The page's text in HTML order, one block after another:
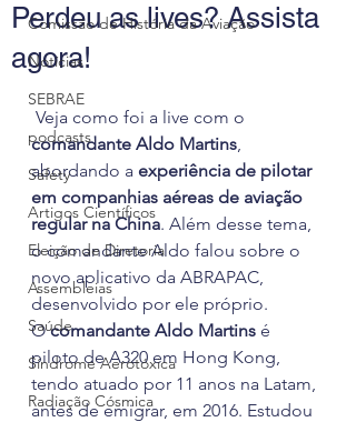
Comissão de História da Aviação
Notícias
SEBRAE
podcasts
Safety
Artigos Científicos
Eleição de Diretoria
Assembleias
Saúde
Síndrome Aerotóxica
Radiação Cósmica
Perdeu as lives? Assista
agora!
Veja como foi a live com o
comandante Aldo Martins,
abordando a experiência de pilotar
em companhias aéreas de aviação
regular na China. Além desse tema,
o comandante Aldo falou sobre o
novo aplicativo da ABRAPAC,
desenvolvido por ele próprio.
O comandante Aldo Martins é
piloto de A320 em Hong Kong,
tendo atuado por 11 anos na Latam,
antes de emigrar, em 2016. Estudou